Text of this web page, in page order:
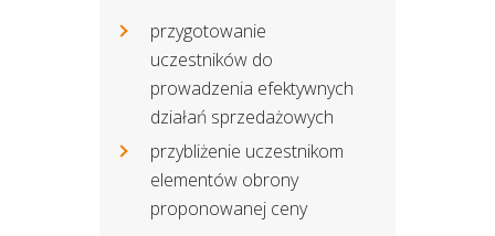
przygotowanie
uczestników do
prowadzenia efektywnych
działań sprzedażowych
przybliżenie uczestnikom
elementów obrony
proponowanej ceny